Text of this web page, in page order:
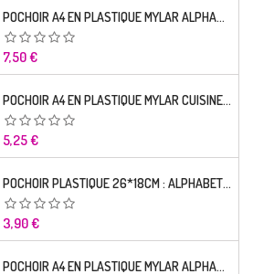
POCHOIR A4 EN PLASTIQUE MYLAR ALPHABET LETTRE TYPO SEGOE 25 MM
Prix
7,50 €
POCHOIR A4 EN PLASTIQUE MYLAR CUISINE RECETTE ALPHABET LETTRE 15 MM
Prix
5,25 €
POCHOIR PLASTIQUE 26*18CM : ALPHABET (14)
Prix
3,90 €
POCHOIR A4 EN PLASTIQUE MYLAR ALPHABET LETTRE TYPO CHARLEMAGNE